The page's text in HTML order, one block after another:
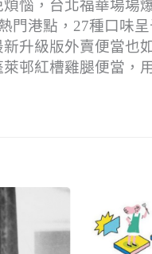
惱，台北福華場場
門港點，27種口味
升級版外賣便當也
邨紅槽雞腿便當，